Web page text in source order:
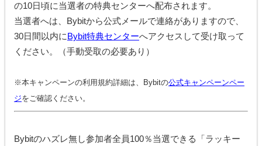
の10日頃に当選者の特典センターへ配布されます。
当選者へは、Bybitから公式メールで連絡がありますので、
30日間以内にBybit特典センターへアクセスして受け取って
ください。（手動受取の必要あり）
※本キャンペーンの利用規約詳細は、Bybitの公式キャンペーンペー
ジをご確認ください。
Bybitのハズレ無し参加者全員100％当選できる「ラッキー